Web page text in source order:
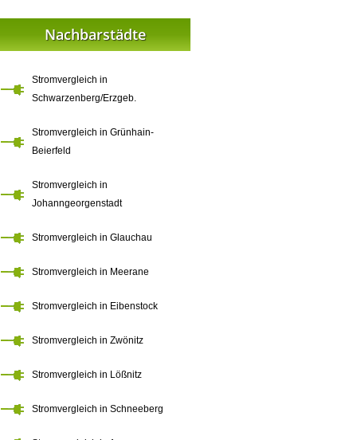
Nachbarstädte
Stromvergleich in
Schwarzenberg/Erzgeb.
Stromvergleich in Grünhain-
Beierfeld
Stromvergleich in
Johanngeorgenstadt
Stromvergleich in Glauchau
Stromvergleich in Meerane
Stromvergleich in Eibenstock
Stromvergleich in Zwönitz
Stromvergleich in Lößnitz
Stromvergleich in Schneeberg